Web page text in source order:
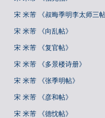
宋 米芾 《叔晦季明李太师三帖
宋 米芾 《向乱帖》
宋 米芾 《复官帖》
宋 米芾 《多景楼诗册》
宋 米芾 《张季明帖》
宋 米芾 《彦和帖》
宋 米芾 《德忱帖》